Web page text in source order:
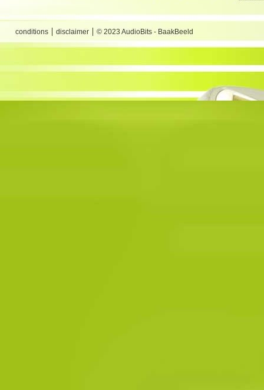
conditions disclaimer © 2023 AudioBits - BaakBeeld